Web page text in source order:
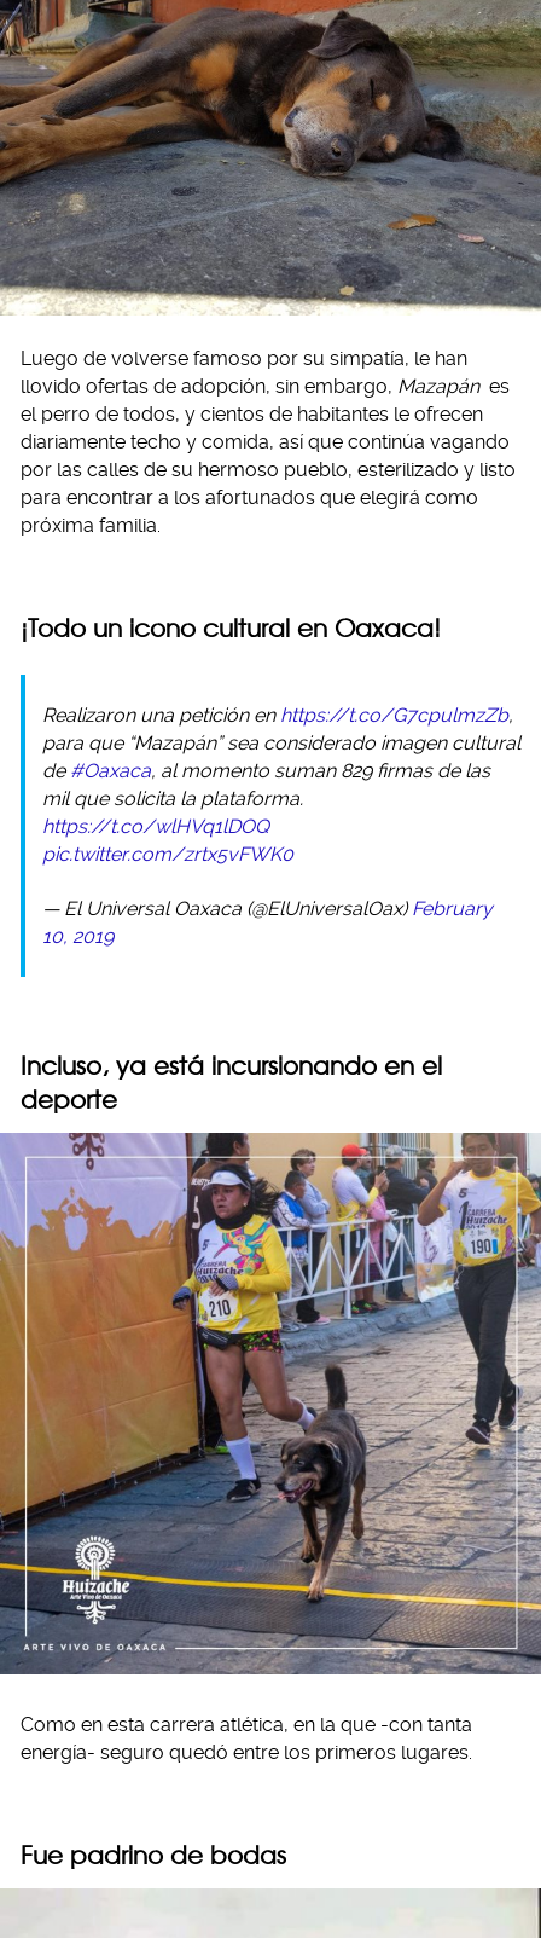
Luego de volverse famoso por su simpatía, le han
llovido ofertas de adopción, sin embargo, Mazapán es
el perro de todos, y cientos de habitantes le ofrecen
diariamente techo y comida, así que continúa vagando
por las calles de su hermoso pueblo, esterilizado y listo
para encontrar a los afortunados que elegirá como
próxima familia.
¡Todo un icono cultural en Oaxaca!
Realizaron una petición en https://t.co/G7cpulmzZb,
para que “Mazapán” sea considerado imagen cultural
de #Oaxaca, al momento suman 829 firmas de las
mil que solicita la plataforma.
https://t.co/wlHVq1lDOQ
pic.twitter.com/zrtx5vFWK0
— El Universal Oaxaca (@ElUniversalOax)February
10, 2019
Incluso, ya está incursionando en el
deporte
Como en esta carrera atlética, en la que -con tanta
energía- seguro quedó entre los primeros lugares.
Fue padrino de bodas